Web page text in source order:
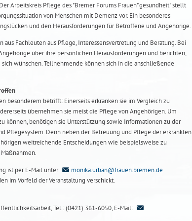
Arbeitskreis Pflege des "Bremer Forums Frauen*gesundheit" stellt
von Menschen mit Demenz vor. Ein besonderes
und den Herausforderungen für Betroffene und Angehörige.
aus Fachleuten aus Pflege, Interessensvertretung und Beratung. Bei
über ihre persönlichen Herausforderungen und berichten,
wünschen. Teilnehmende können sich in die anschließende
besonderem betrifft: Einerseits erkranken sie im Vergleich zu
übernehmen sie meist die Pflege von Angehörigen. Um
können, benötigen sie Unterstützung sowie Informationen zu der
Pflegesystem. Denn neben der Betreuung und Pflege der erkrankten
weitreichende Entscheidungen wie beispielsweise zu
ist per E-Mail unter
monika.urban@frauen.bremen.de
im Vorfeld der Veranstaltung verschickt.
Tel.: (0421) 361-6050, E-Mail: